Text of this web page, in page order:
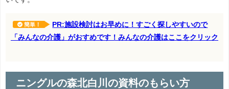
簡単！
PR:施設検討はお早めに！すごく探しやすいので
「みんなの介護」がおすめです！みんなの介護はここをクリック
ニングルの森北白川の資料のもらい方